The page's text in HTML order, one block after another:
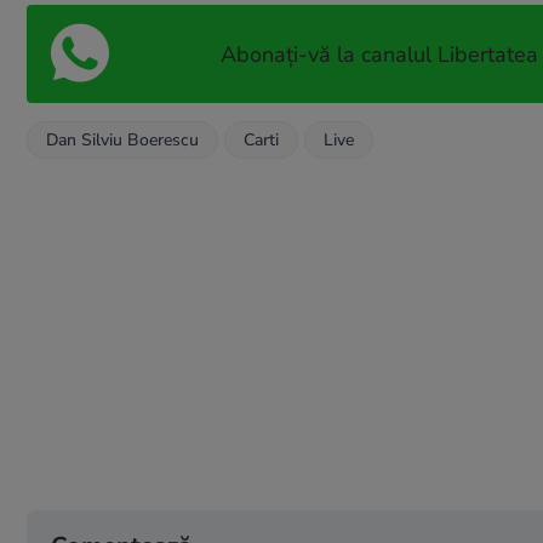
Abonați-vă la canalul
Dan Silviu Boerescu Carti Live